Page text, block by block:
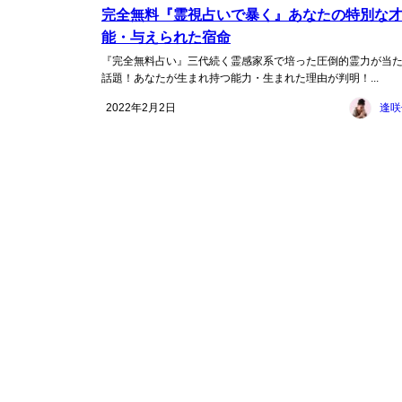
完全無料『霊視占いで暴く』あなたの特別な才
能・与えられた宿命
『完全無料占い』三代続く霊感家系で培った圧倒的霊力が当
話題！あなたが生まれ持つ能力・生まれた理由が判明！...
2022年2月2日 逢